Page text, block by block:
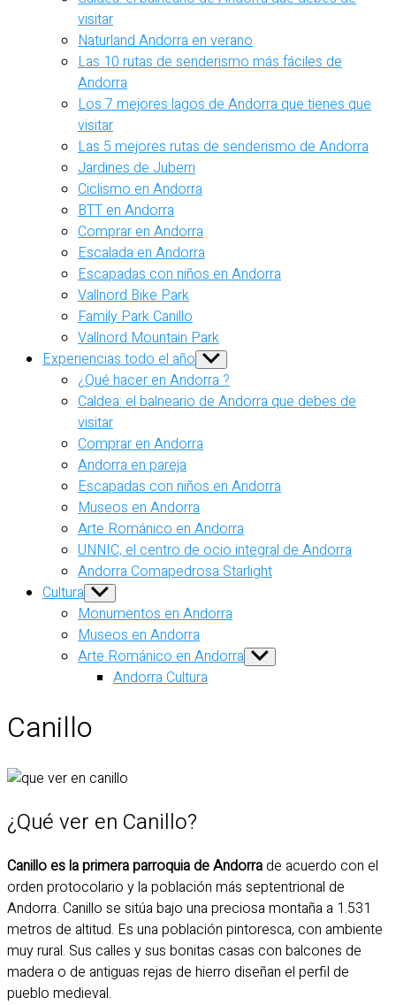
visitar
Naturland Andorra en verano
Las 10 rutas de senderismo más fáciles de
Andorra
Los 7 mejores lagos de Andorra que tienes que
visitar
Las 5 mejores rutas de senderismo de Andorra
Jardines de Juberri
Ciclismo en Andorra
BTT en Andorra
Comprar en Andorra
Escalada en Andorra
Escapadas con niños en Andorra
Vallnord Bike Park
Family Park Canillo
Vallnord Mountain Park
Experiencias todo el año Show
sub
menu
¿Qué hacer en Andorra ?
Caldea: el balneario de Andorra que debes de
visitar
Comprar en Andorra
Andorra en pareja
Escapadas con niños en Andorra
Museos en Andorra
Arte Románico en Andorra
UNNIC, el centro de ocio integral de Andorra
Andorra Comapedrosa Starlight
Cultura Show
sub
menu
Monumentos en Andorra
Museos en Andorra
Arte Románico en Andorra Show
sub
Andorra Cultura
Canillo
¿Qué ver en Canillo?
Canillo es la primera parroquia de Andorrade acuerdo con el
orden protocolario y la población más septentrional de
Andorra. Canillo se sitúa bajo una preciosa montaña a 1.531
metros de altitud. Es una población pintoresca, con ambiente
muy rural. Sus calles y sus bonitas casas con balcones de
madera o de antiguas rejas de hierro diseñan el perfil de
pueblo medieval.